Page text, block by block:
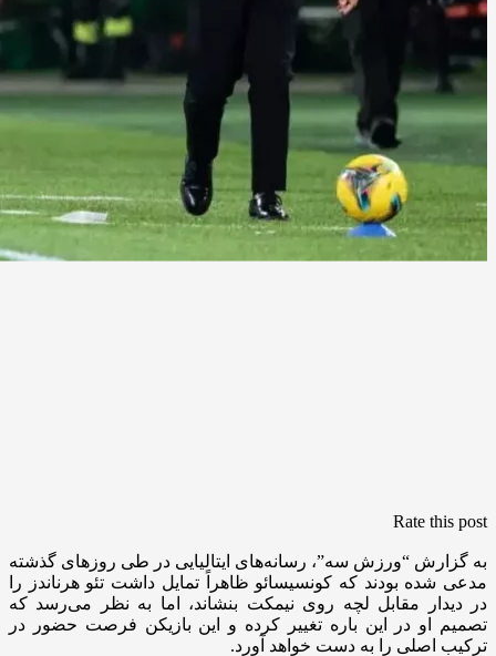
Rate this post
به گزارش “ورزش سه”، رسانه‌های ایتالیایی در طی روزهای گذشته
مدعی شده بودند که کونسیسائو ظاهراً تمایل داشت تئو هرناندز را
در دیدار مقابل لچه روی نیمکت بنشاند، اما به نظر می‌رسد که
تصمیم او در این باره تغییر کرده و این بازیکن فرصت حضور در
ترکیب اصلی را به دست خواهد آورد.